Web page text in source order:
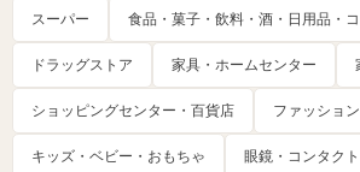
スーパー 食品・菓子・飲料・酒・日用品・
ドラッグストア 家具・ホームセンター
ショッピングセンター・百貨店 ファッション
キッズ・ベビー・おもちゃ 眼鏡・コンタク